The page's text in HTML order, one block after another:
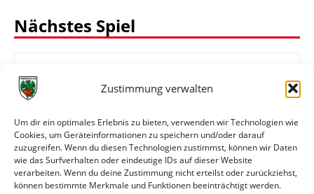
Zustimmung verwalten
Um dir ein optimales Erlebnis zu bieten, verwenden wir Technologien wie
Cookies, um Geräteinformationen zu speichern und/oder darauf
zuzugreifen. Wenn du diesen Technologien zustimmst, können wir Daten
wie das Surfverhalten oder eindeutige IDs auf dieser Website
verarbeiten. Wenn du deine Zustimmung nicht erteilst oder zurückziehst,
können bestimmte Merkmale und Funktionen beeinträchtigt werden.
Nächstes Spiel
-:-
Wormatia Worms
Oberliga Rheinland-Pfalz/Saar
14.08.2026 19:30 Uhr